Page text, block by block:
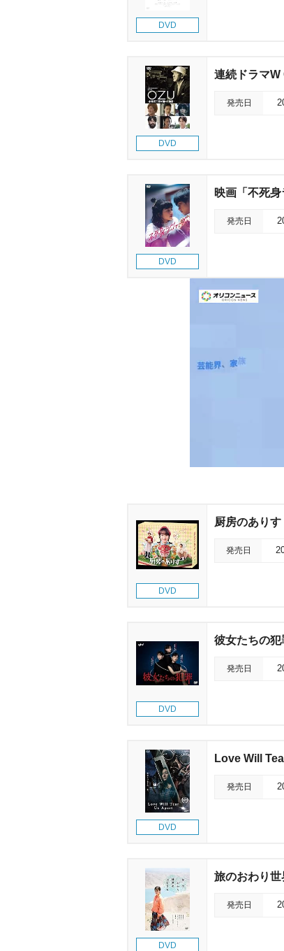
DVD
DVD
連続ドラマW
発売日
DVD
映画「不死
発売日
DVD
厨房のあり
発売日
DVD
彼女たちの
発売日
DVD
Love Will
発売日
DVD
旅のおわり世
発売日